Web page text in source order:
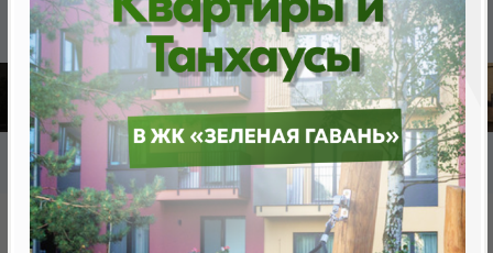
Скидки на новостройки, бонусы Готовые
Главная База новостроек Минска «Минск Мир»
30.12 «Квебек», квартал "Северная Америка"
30.12 «Квебек», квартал